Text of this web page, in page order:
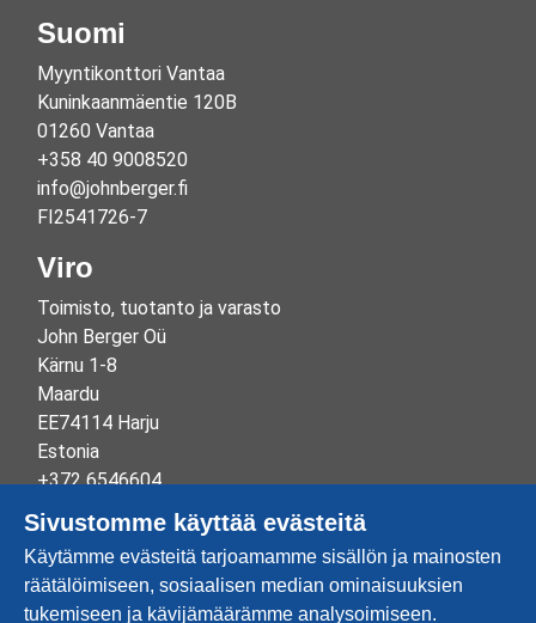
Suomi
Myyntikonttori Vantaa
Kuninkaanmäentie 120B
01260 Vantaa
+358 40 9008520
info@johnberger.fi
FI2541726-7
Viro
Toimisto, tuotanto ja varasto
John Berger Oü
Kärnu 1-8
Maardu
EE74114 Harju
Estonia
+372 6546604
info@johnberger.ee
Reg.nr 10265834
EE100332513
Sivustomme käyttää evästeitä
Käytämme evästeitä tarjoamamme sisällön ja mainosten
räätälöimiseen, sosiaalisen median ominaisuuksien
tukemiseen ja kävijämäärämme analysoimiseen.